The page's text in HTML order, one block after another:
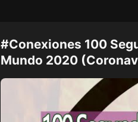
#Conexiones 100
Mundo 2020